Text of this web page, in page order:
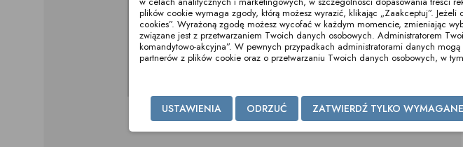
plików cookie wymaga zgody, którą możesz wyrazić, klikając „Zaakceptuj”.
cookies”. Wyrażoną zgodę możesz wycofać w każdym momencie, zmieniając
związane jest z przetwarzaniem Twoich danych osobowych. Administratorem
komandytowo-akcyjna”. W pewnych przypadkach administratorami danych
partnerów z plików cookie oraz o przetwarzaniu Twoich danych osobowych, w
USTAWIENIA ODRZUĆ ZATWIERDŹ TYLKO WYMAGANE